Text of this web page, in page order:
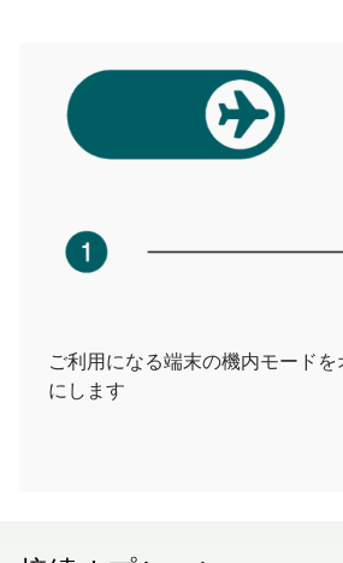
ご利用になる端末の機内モードを
にします